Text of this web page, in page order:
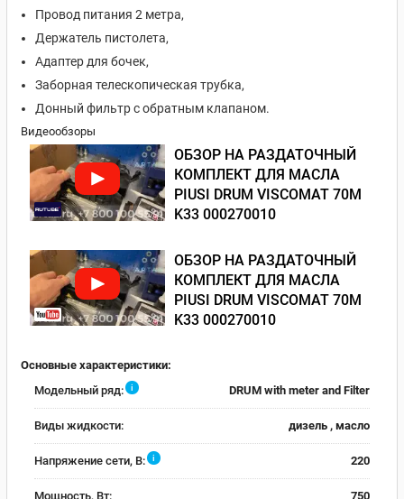
Провод питания 2 метра,
Держатель пистолета,
Адаптер для бочек,
Заборная телескопическая трубка,
Донный фильтр с обратным клапаном.
Видеообзоры
ОБЗОР НА РАЗДАТОЧНЫЙ
КОМПЛЕКТ ДЛЯ МАСЛА
PIUSI DRUM VISCOMAT 70M
K33 000270010
ОБЗОР НА РАЗДАТОЧНЫЙ
КОМПЛЕКТ ДЛЯ МАСЛА
PIUSI DRUM VISCOMAT 70M
K33 000270010
Основные характеристики:
Модельный ряд:
i DRUM with meter and Filter
Виды жидкости: дизель , масло
Напряжение сети, В: i 220
Мощность, Вт: 750